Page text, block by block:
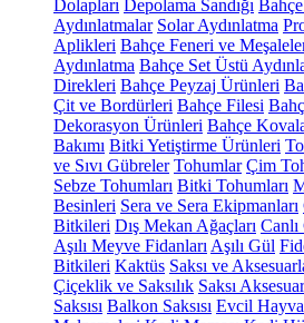
Dolapları Depolama Sandığı
Aydınlatmalar Solar Aydınlatma
Aplikleri Bahçe Feneri ve
Aydınlatma Bahçe Set Üstü
Direkleri Bahçe Peyzaj Ürünleri
Çit ve Bordürleri Bahçe Filesi
Dekorasyon Ürünleri Bahçe
Bakımı Bitki Yetiştirme Ürünleri
ve Sıvı Gübreler Tohumlar Çim
Sebze Tohumları Bitki Tohumları
Besinleri Sera ve Sera Ekipmanları
Bitkileri Dış Mekan Ağaçları
Aşılı Meyve Fidanları Aşılı Gül
Bitkileri Kaktüs Saksı ve
Çiçeklik ve Saksılık Saksı
Saksısı Balkon Saksısı Evcil